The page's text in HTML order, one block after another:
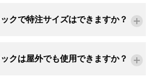
クで特注サイズはできますか？
クは屋外でも使用できますか？